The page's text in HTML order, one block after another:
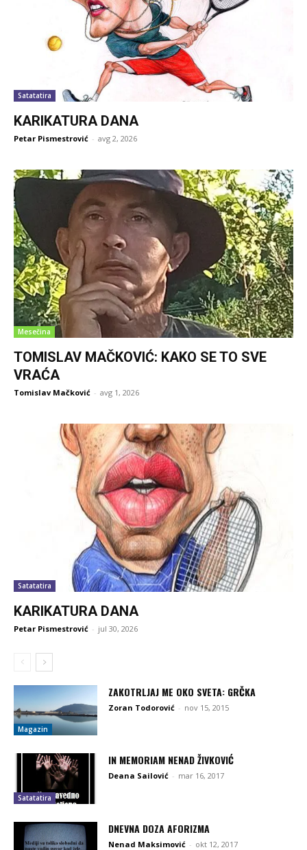
Satatatira
KARIKATURA DANA
Petar Pismestrović - avg 2, 2026
Mesečina
TOMISLAV MAČKOVIĆ: KAKO SE TO SVE
VRAĆA
Tomislav Mačković - avg 1, 2026
Satatatira
KARIKATURA DANA
Petar Pismestrović - jul 30, 2026
Magazin
ZAKOTRLJAJ ME OKO SVETA: GRČKA
Zoran Todorović - nov 15, 2015
Satatatira
IN MEMORIAM NENAD ŽIVKOVIĆ
Deana Sailović - mar 16, 2017
DNEVNA DOZA AFORIZMA
Nenad Maksimović - okt 12, 2017